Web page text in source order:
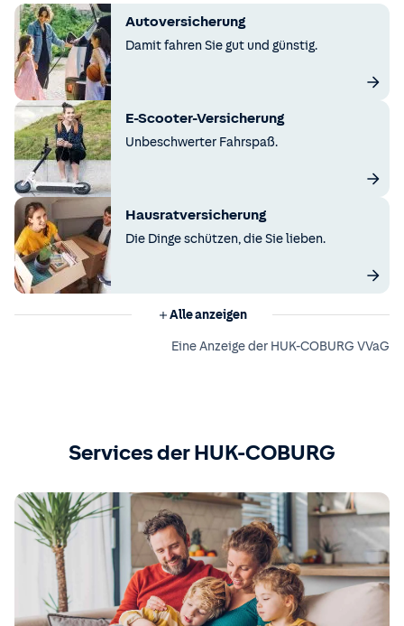
Autoversicherung
Damit fahren Sie gut und günstig.
E-Scooter-Versicherung
Unbeschwerter Fahrspaß.
Hausratversicherung
Die Dinge schützen, die Sie lieben.
Alle anzeigen
Eine Anzeige der HUK-COBURG VVaG
Services der HUK-COBURG